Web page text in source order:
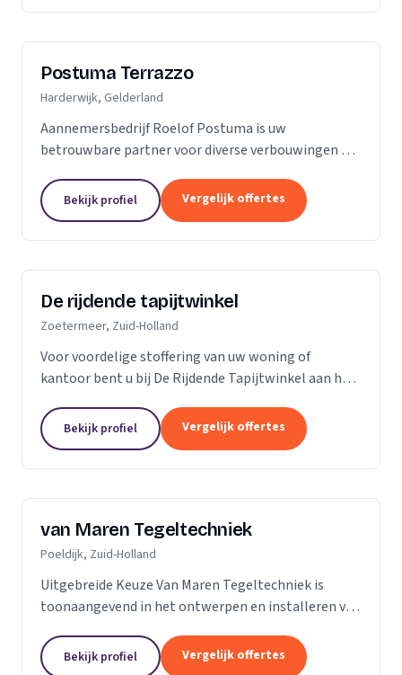
Postuma Terrazzo
Harderwijk, Gelderland
Aannemersbedrijf Roelof Postuma is uw
betrouwbare partner voor diverse verbouwingen en
om het verbouwen van badkamers, het plaatsen van
dakkapellen,...
Bekijk profiel Vergelijk offertes
De rijdende tapijtwinkel
Zoetermeer, Zuid-Holland
Voor voordelige stoffering van uw woning of
kantoor bent u bij De Rijdende Tapijtwinkel aan het
thuis met ons uitgebreide 'up to date' collectie...
Bekijk profiel Vergelijk offertes
van Maren Tegeltechniek
Poeldijk, Zuid-Holland
Uitgebreide Keuze Van Maren Tegeltechniek is
toonaangevend in het ontwerpen en installeren van
een aantrekkelijke prijs. Bij ons treft u een...
Bekijk profiel Vergelijk offertes